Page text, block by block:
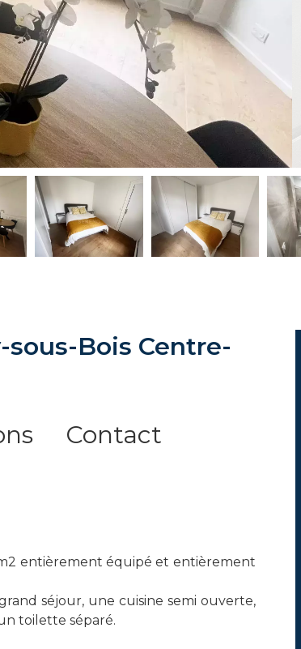
Bois Centre-
Contact
entièrement équipé et entièrement
séjour, une cuisine semi ouverte,
toilette séparé.